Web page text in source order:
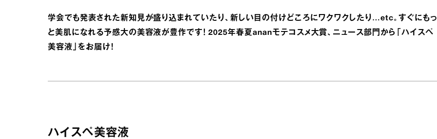
学会でも発表された新知見が盛り込まれていたり、新しい目の付けどころにワクワクしたり…etc。すぐにもっ
と美肌になれる予感大の美容液が豊作です！ 2025年春夏ananモテコスメ大賞、ニュース部門から「ハイスペ
美容液」をお届け！
ハイスペ美容液